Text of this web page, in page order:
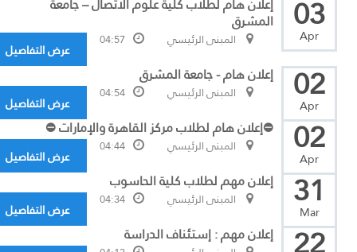
03
Apr
المشرق
المبنى الرئيسي 04:57
عرض التفاصيل
02
Apr
إعلان هام - جامعة المشرق
المبنى الرئيسي 04:54
عرض التفاصيل
02
Apr
⛔إعلان هام لطلاب مركز القاهرة والإمارات ⛔
المبنى الرئيسي 04:44
عرض التفاصيل
31
Mar
إعلان مهم لطلاب كلية الحاسوب
المبنى الرئيسي 04:34
عرض التفاصيل
إعلان مهم : إستئناف الدراسة